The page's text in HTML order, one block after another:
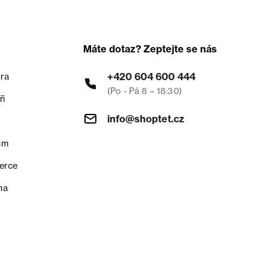
Máte dotaz? Zeptejte se nás
+420 604 600 444
(Po - Pá 8 – 18:30)
info@shoptet.cz